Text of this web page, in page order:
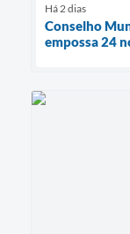
Há 2 dias
Conselho
empossa 24